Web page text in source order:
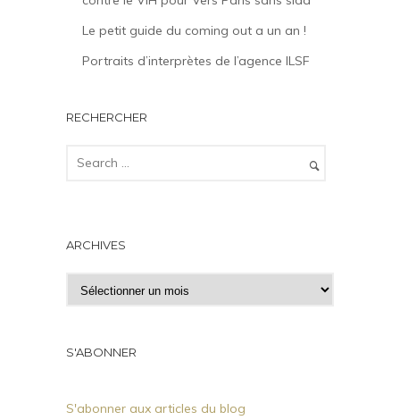
Le petit guide du coming out a un an !
Portraits d’interprètes de l’agence ILSF
RECHERCHER
ARCHIVES
r
h
e
S'ABONNER
S'abonner aux articles du blog